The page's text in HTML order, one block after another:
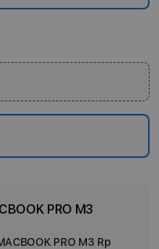
PRO M3
PRO M3 Rp